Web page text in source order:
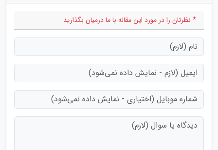
* نظرتان را در مورد این مقاله با ما درمیان بگذارید